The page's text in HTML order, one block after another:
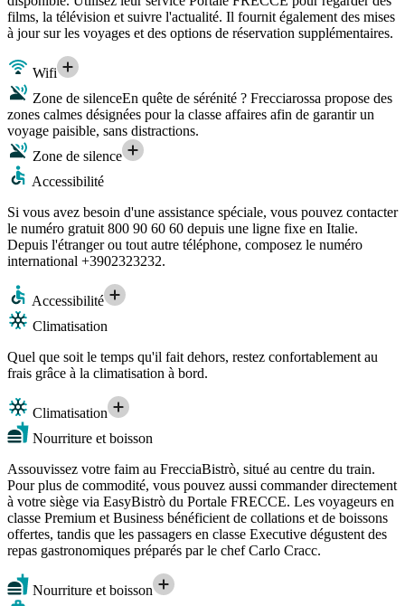
films, la télévision et suivre l'actualité. Il fournit également des mises
à jour sur les voyages et des options de réservation supplémentaires.
Wifi
Zone de silenceEn quête de sérénité ? Frecciarossa propose des
zones calmes désignées pour la classe affaires afin de garantir un
voyage paisible, sans distractions.
Zone de silence
Accessibilité
Si vous avez besoin d'une assistance spéciale, vous pouvez contacter
le numéro gratuit 800 90 60 60 depuis une ligne fixe en Italie.
Depuis l'étranger ou tout autre téléphone, composez le numéro
international +3902323232.
Accessibilité
Climatisation
Quel que soit le temps qu'il fait dehors, restez confortablement au
frais grâce à la climatisation à bord.
Climatisation
Nourriture et boisson
Assouvissez votre faim au FrecciaBistrò, situé au centre du train.
Pour plus de commodité, vous pouvez aussi commander directement
à votre siège via EasyBistrò du Portale FRECCE. Les voyageurs en
classe Premium et Business bénéficient de collations et de boissons
offertes, tandis que les passagers en classe Executive dégustent des
repas gastronomiques préparés par le chef Carlo Cracc.
Nourriture et boisson